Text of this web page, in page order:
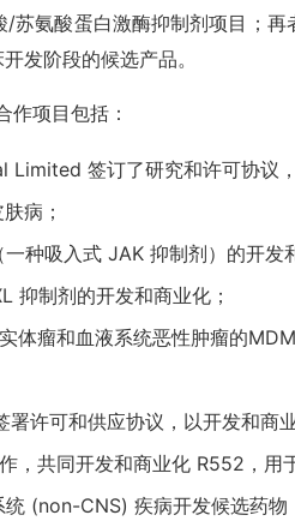
苏氨酸蛋白激酶抑制剂项目；
发阶段的候选产品。
项目包括：
Limited 签订了研究和许可协议
病；
种吸入式 JAK 抑制剂）的开发
抑制剂的开发和商业化；
体瘤和血液系统恶性肿瘤的
许可和供应协议，以开发和商
，共同开发和商业化 R552，用
(non-CNS) 疾病开发候选药物